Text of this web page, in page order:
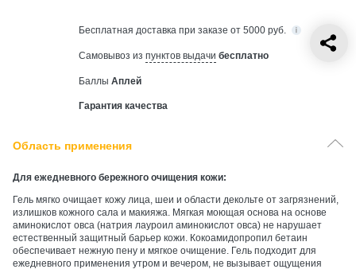
Бесплатная доставка при заказе от 5000 руб.
Самовывоз из пунктов выдачи бесплатно
Баллы Аплей
Гарантия качества
Область применения
Для ежедневного бережного очищения кожи:
Гель мягко очищает кожу лица, шеи и области декольте от загрязнений,
излишков кожного сала и макияжа. Мягкая моющая основа на основе
аминокислот овса (натрия лауроил аминокислот овса) не нарушает
естественный защитный барьер кожи. Кокоамидопропил бетаин
обеспечивает нежную пену и мягкое очищение. Гель подходит для
ежедневного применения утром и вечером, не вызывает ощущения